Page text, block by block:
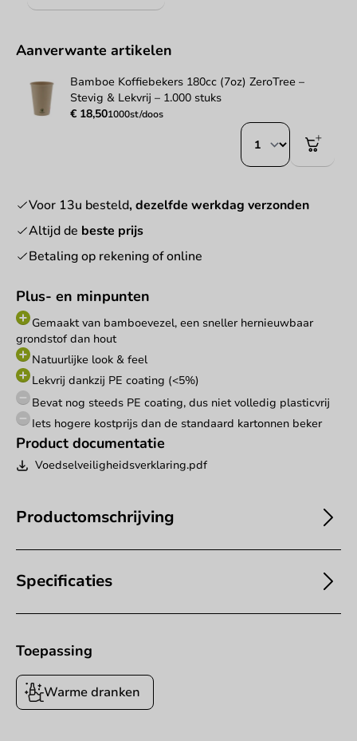
Plus- en minpunten
Gemaakt van bamboevezel, een sneller hernieuwbaar
grondstof dan hout
Natuurlijke look & feel
Lekvrij dankzij PE coating (<5%)
Bevat nog steeds PE coating, dus niet volledig plasticvrij
Iets hogere kostprijs dan de standaard kartonnen beker
Product documentatie
Voedselveiligheidsverklaring.pdf
Productomschrijving
Specificaties
Aanverwante artikelen
Bamboe Koffiebekers 180cc (7oz) ZeroTree –
Stevig & Lekvrij – 1.000 stuks
€ 18,501000st/doos
Voor 13u besteld, dezelfde werkdag verzonden
Altijd de beste prijs
Betaling op rekening of online
Toepassing
Warme dranken